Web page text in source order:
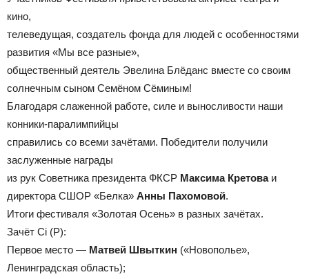
кино,
телеведущая, создатель фонда для людей с особенностями
развития «Мы все разные»,
общественный деятель Эвелина Блёданс вместе со своим
солнечным сыном Семёном Сёминым!
Благодаря слаженной работе, силе и выносливости наши
конники-паралимпийцы
справились со всеми зачётами. Победители получили
заслуженные награды
из рук Советника президента ФКСР Максима Кретоваи
директора СШОР «Белка» Анны Пахомовой.
Итоги фестиваля «Золотая Осень» в разных зачётах.
Зачёт Сi (P):
Первое место — Матвей Швыткин («Новополье»,
Ленинградская область);